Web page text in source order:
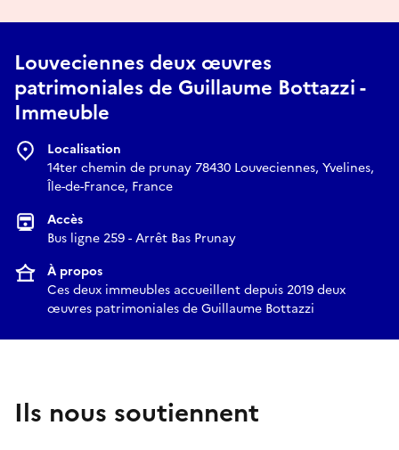
qualité de vie. Ces créations poétiques, fondées sur des
connaissances issues de la neurobiologie, créent un
écosystème qui aide à vivre plus heureux.
Le public est invité à se promener en regardant ces œuvres
pour voir s'il reçoit sa dose de bien-être.
Site officiel de Guillaume Bottazzi :
https://guillaume.bottazzi.org
Louveciennes deux œuvres
patrimoniales de Guillaume Bottazzi -
Immeuble
Localisation
14ter chemin de prunay 78430 Louveciennes, Yvelines,
Île-de-France, France
Accès
Bus ligne 259 - Arrêt Bas Prunay
À propos
Ces deux immeubles accueillent depuis 2019 deux
œuvres patrimoniales de Guillaume Bottazzi
Ils nous soutiennent